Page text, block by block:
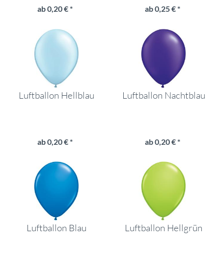
ab 0,20 € * ab 0,25 € *
Luftballon Hellblau
ab 0,20 € *
Luftballon Nachtblau
ab 0,20 € *
Luftballon Blau Luftballon Hellgrün